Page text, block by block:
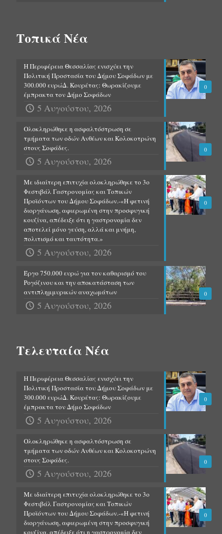
Τοπικά Νέα
0
Η Περιφέρεια Θεσσαλίας ενισχύει την
Πολιτική Προστασία του Δήμου Σοφάδων με
300.000 ευρώΔ. Κουρέτας: Θωρακίζουμε
έμπρακτα τον Δήμο Σοφάδων
5 Αυγούστου, 2026
0
Ολοκληρώθηκε η ασφαλτόστρωση σε
τμήματα των οδών Ανθέων και Κολοκοτρώνη
στους Σοφάδες.
5 Αυγούστου, 2026
0
Με ιδιαίτερη επιτυχία ολοκληρώθηκε το 3ο
Φεστιβάλ Γαστρονομίας και Τοπικών
Προϊόντων του Δήμου Σοφάδων.-«Η φετινή
διοργάνωση, αφιερωμένη στην προσφυγική
κουζίνα, απέδειξε ότι η γαστρονομία δεν
αποτελεί μόνο γεύση, αλλά και μνήμη,
πολιτισμό και ταυτότητα.»
5 Αυγούστου, 2026
0
Έργο 750.000 ευρώ για τον καθαρισμό του
Ρογόζινου και την αποκατάσταση των
αντιπλημμυρικών αναχωμάτων
5 Αυγούστου, 2026
Τελευταία Νέα
0
Η Περιφέρεια Θεσσαλίας ενισχύει την
Πολιτική Προστασία του Δήμου Σοφάδων με
300.000 ευρώΔ. Κουρέτας: Θωρακίζουμε
έμπρακτα τον Δήμο Σοφάδων
5 Αυγούστου, 2026
0
Ολοκληρώθηκε η ασφαλτόστρωση σε
τμήματα των οδών Ανθέων και Κολοκοτρώνη
στους Σοφάδες.
5 Αυγούστου, 2026
0
Με ιδιαίτερη επιτυχία ολοκληρώθηκε το 3ο
Φεστιβάλ Γαστρονομίας και Τοπικών
Προϊόντων του Δήμου Σοφάδων.-«Η φετινή
διοργάνωση, αφιερωμένη στην προσφυγική
κουζίνα, απέδειξε ότι η γαστρονομία δεν